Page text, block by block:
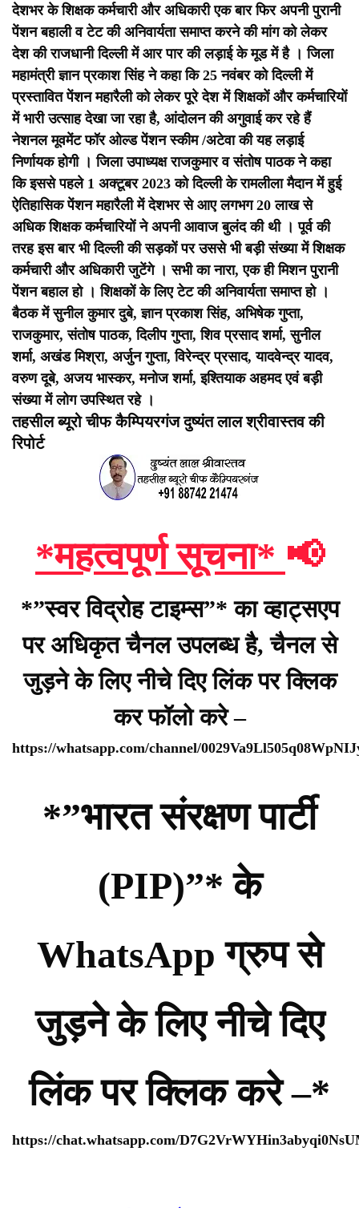
देशभर के शिक्षक कर्मचारी और अधिकारी एक बार फिर अपनी पुरानी
पेंशन बहाली व टेट की अनिवार्यता समाप्त करने की मांग को लेकर
देश की राजधानी दिल्ली में आर पार की लड़ाई के मूड में है । जिला
महामंत्री ज्ञान प्रकाश सिंह ने कहा कि 25 नवंबर को दिल्ली में
प्रस्तावित पेंशन महारैली को लेकर पूरे देश में शिक्षकों और कर्मचारियों
में भारी उत्साह देखा जा रहा है, आंदोलन की अगुवाई कर रहे हैं
नेशनल मूवमेंट फॉर ओल्ड पेंशन स्कीम /अटेवा की यह लड़ाई
निर्णायक होगी । जिला उपाध्यक्ष राजकुमार व संतोष पाठक ने कहा
कि इससे पहले 1 अक्टूबर 2023 को दिल्ली के रामलीला मैदान में हुई
ऐतिहासिक पेंशन महारैली में देशभर से आए लगभग 20 लाख से
अधिक शिक्षक कर्मचारियों ने अपनी आवाज बुलंद की थी । पूर्व की
तरह इस बार भी दिल्ली की सड़कों पर उससे भी बड़ी संख्या में शिक्षक
कर्मचारी और अधिकारी जुटेंगे । सभी का नारा, एक ही मिशन पुरानी
पेंशन बहाल हो । शिक्षकों के लिए टेट की अनिवार्यता समाप्त हो ।
बैठक में सुनील कुमार दुबे, ज्ञान प्रकाश सिंह, अभिषेक गुप्ता,
राजकुमार, संतोष पाठक, दिलीप गुप्ता, शिव प्रसाद शर्मा, सुनील
शर्मा, अखंड मिश्रा, अर्जुन गुप्ता, विरेन्द्र प्रसाद, यादवेन्द्र यादव,
वरुण दूबे, अजय भास्कर, मनोज शर्मा, इश्तियाक अहमद एवं बड़ी
संख्या में लोग उपस्थित रहे ।
तहसील ब्यूरो चीफ कैम्पियरगंज दुष्यंत लाल श्रीवास्तव की
रिपोर्ट
*महत्वपूर्ण सूचना* 📢
*”स्वर विद्रोह टाइम्स”* का व्हाट्सएप
पर अधिकृत चैनल उपलब्ध है, चैनल से
जुड़ने के लिए नीचे दिए लिंक पर क्लिक
कर फॉलो करे –
https://whatsapp.com/channel/
*”भारत संरक्षण पार्टी
(PIP)”* के
WhatsApp ग्रुप से
जुड़ने के लिए नीचे दिए
लिंक पर क्लिक करे –*
https://chat.whatsapp.com/